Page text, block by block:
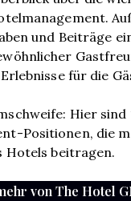
und Beiträge
für die
Hier sind
Positionen, die
Hotels beitragen.
von The Hotel